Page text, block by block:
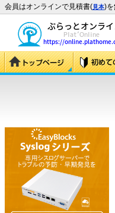
会員はオンラインで見積書(見本)を